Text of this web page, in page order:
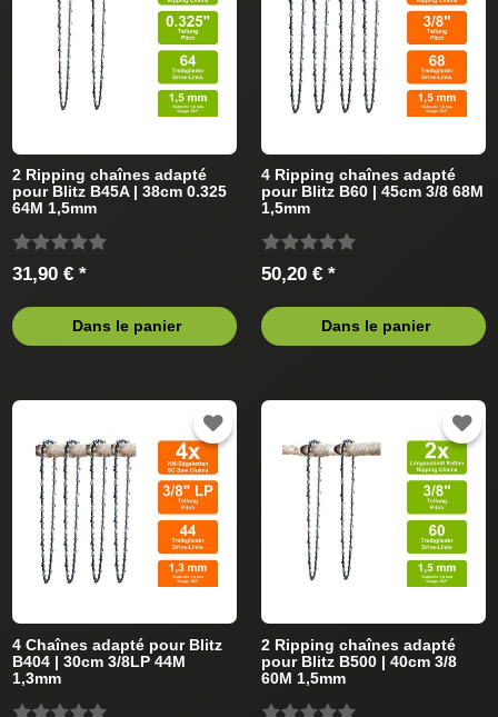
2 Ripping chaînes adapté
pour Blitz B45A | 38cm 0.325
64M 1,5mm
31,90 € *
Dans le panier
4 Ripping chaînes adapté
pour Blitz B60 | 45cm 3/8 68M
1,5mm
50,20 € *
Dans le panier
4 Chaînes adapté pour Blitz
B404 | 30cm 3/8LP 44M
1,3mm
2 Ripping chaînes adapté
pour Blitz B500 | 40cm 3/8
60M 1,5mm